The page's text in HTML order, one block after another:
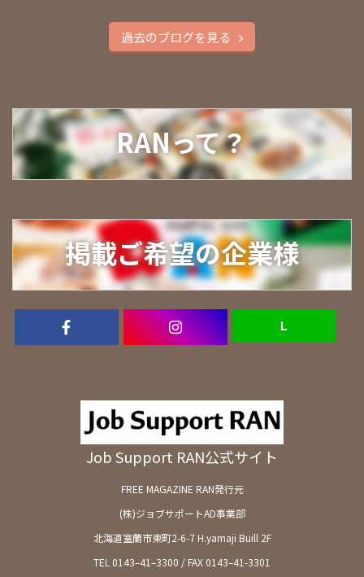
過去のブログを見る
RANって？
掲載ご希望の企業様
Ｌ
Job Support RAN公式サイト
FREE MAGAZINE RAN発行元
(株)ジョブサポートAD事業部
北海道室蘭市東町2-6-7 H.yamaji Buill 2F
TEL 0143–41–3300 / FAX 0143–41-3301